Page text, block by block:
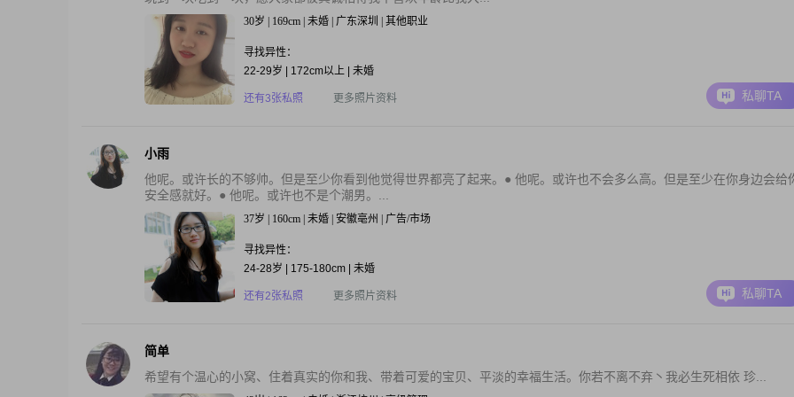
30岁 | 169cm | 未婚 | 广东深圳 | 其他职业
寻找异性：
22-29岁 | 172cm以上 | 未婚
还有3张私照 更多照片资料 私聊TA
小雨
他呢。或许长的不够帅。但是至少你看到他觉得世界都亮了起来。● 他呢。或许也不会多么高。但是至少在你身边会给
安全感就好。● 他呢。或许也不是个潮男。...
37岁 | 160cm | 未婚 | 安徽亳州 | 广告/市场
寻找异性：
24-28岁 | 175-180cm | 未婚
还有2张私照 更多照片资料 私聊TA
简单
希望有个温心的小窝、住着真实的你和我、带着可爱的宝贝、平淡的幸福生活。你若不离不弃丶我必生死相依 珍...